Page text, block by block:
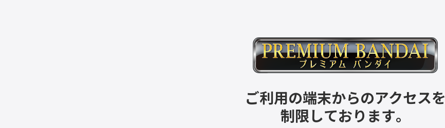
ご利用の端末からのアクセスを
制限しております。